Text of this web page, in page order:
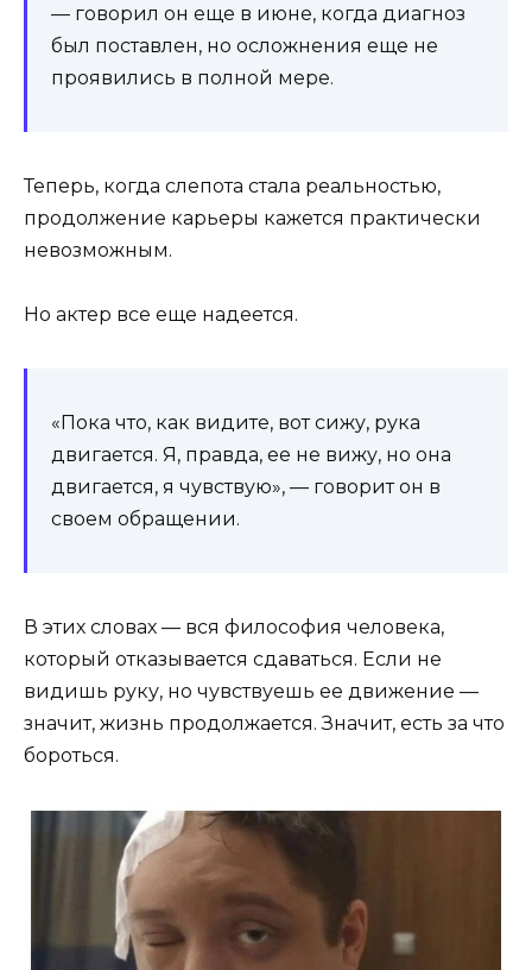
— говорил он еще в июне, когда диагноз
был поставлен, но осложнения еще не
проявились в полной мере.
Теперь, когда слепота стала реальностью,
продолжение карьеры кажется практически
невозможным.
Но актер все еще надеется.
«Пока что, как видите, вот сижу, рука
двигается. Я, правда, ее не вижу, но она
двигается, я чувствую», — говорит он в
своем обращении.
В этих словах — вся философия человека,
который отказывается сдаваться. Если не
видишь руку, но чувствуешь ее движение —
значит, жизнь продолжается. Значит, есть за что
бороться.